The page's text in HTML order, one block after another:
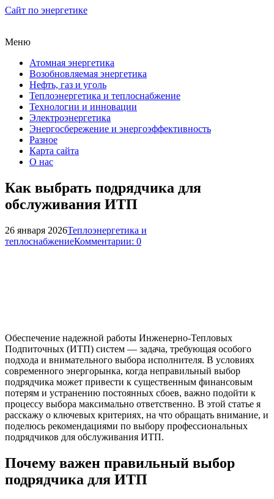
Сайт по энергетике
Меню
Атомная энергетика
Возобновляемая энергетика
Нефть, газ и уголь
Теплоэнергетика и теплоснабжение
Технологии и инновации
Электроэнергетика
Энергосбережение и энергоэффективность
Разное
Карта сайта
О нас
Как выбрать подрядчика для
обслуживания ИТП
26 января 2026Теплоэнергетика и
теплоснабжениеКомментарии: 0
Обеспечение надежной работы Инженерно-Тепловых
Подпиточных (ИТП) систем — задача, требующая особого
подхода и внимательного выбора исполнителя. В условиях
современного энергорынка, когда неправильный выбор
подрядчика может привести к существенным финансовым
потерям и устранению постоянных сбоев, важно подойти к
процессу выбора максимально ответственно. В этой статье я
расскажу о ключевых критериях, на что обращать внимание, и
поделюсь рекомендациями по выбору профессиональных
подрядчиков для обслуживания ИТП.
Почему важен правильный выбор
подрядчика для ИТП